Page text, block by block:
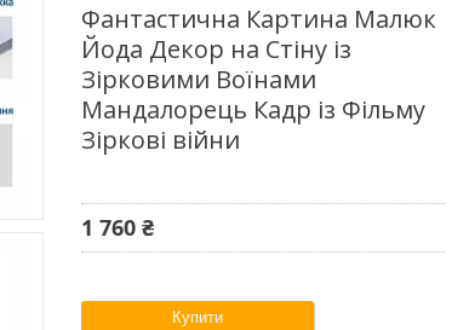
Фантастична Картина Малюк
Йода Декор на Стіну із
Зірковими Воїнами
Мандалорець Кадр із Фільму
Зіркові війни
1 760 ₴
Купити